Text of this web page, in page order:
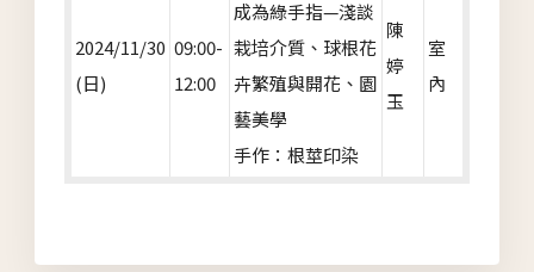
2024/11/30
(日)
09:00-
12:00
成為綠手指—淺談
栽培介質、球根花
卉繁殖與開花、園
藝美學
手作：根莖印染
陳
婷
玉
室
內